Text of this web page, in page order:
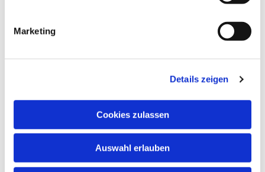
Marketing
Details zeigen
Cookies zulassen
Auswahl erlauben